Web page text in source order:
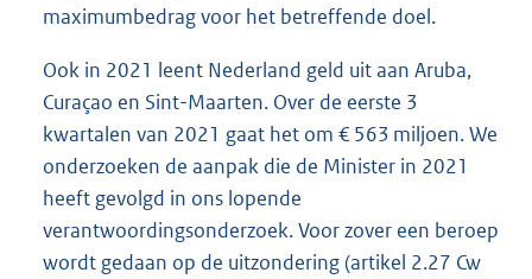
maximumbedrag voor het betreffende doel.
Ook in 2021 leent Nederland geld uit aan Aruba,
Curaçao en Sint-Maarten. Over de eerste 3
kwartalen van 2021 gaat het om € 563 miljoen. We
onderzoeken de aanpak die de Minister in 2021
heeft gevolgd in ons lopende
verantwoordingsonderzoek. Voor zover een beroep
wordt gedaan op de uitzondering (artikel 2.27 Cw